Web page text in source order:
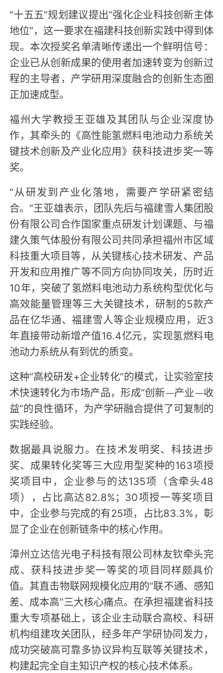
“十五五”规划建议提出“强化企业科技创新主体
地位”，这一要求在福建科技创新实践中得到体
现。本次授奖名单清晰传递出一个鲜明信号：
企业已从创新成果的使用者加速转变为创新过
程的主导者，产学研用深度融合的创新生态圈
正加速成型。
福州大学教授王亚雄及其团队与企业深度协
作，其牵头的《高性能氢燃料电池动力系统关
键技术创新及产业化应用》获科技进步奖一等
奖。
“从研发到产业化落地，需要产学研紧密结
合。”王亚雄表示，团队先后与福建雪人集团股
份有限公司合作国家重点研发计划课题、与福
建久策气体股份有限公司共同承担福州市区域
科技重大项目等，从关键核心技术研发、产品
开发和应用推广等不同方向协同攻关，历时近
10年，突破了氢燃料电池动力系统构型优化与
高效能量管理等三大关键技术，研制的5款产
品在亿华通、福建雪人等企业规模应用，近3
年直接带动新增产值16.4亿元，实现氢燃料电
池动力系统从有到优的质变。
这种“高校研发+企业转化”的模式，让实验室技
术快速转化为市场产品，形成“创新—产业—收
益”的良性循环，为产学研融合提供了可复制的
实践经验。
数据最具说服力。在技术发明奖、科技进步
奖、成果转化奖等三大应用型奖种的163项授
奖项目中，企业参与的达135项（含牵头48
项），占比高达82.8%；30项授一等奖项目
中，企业参与完成的有25项，占比83.3%，彰
显了企业在创新链条中的核心作用。
漳州立达信光电子科技有限公司林友钦牵头完
成、获科技进步奖一等奖的项目同样颇具价
值。其直击物联网规模化应用的“联不通、感知
差、成本高”三大核心痛点。在承担福建省科技
重大专项基础上，该企业主动联合高校、科研
机构组建攻关团队，经多年产学研协同发力，
成功突破高可靠多协议异构互联等关键技术，
构建起完全自主知识产权的核心技术体系。